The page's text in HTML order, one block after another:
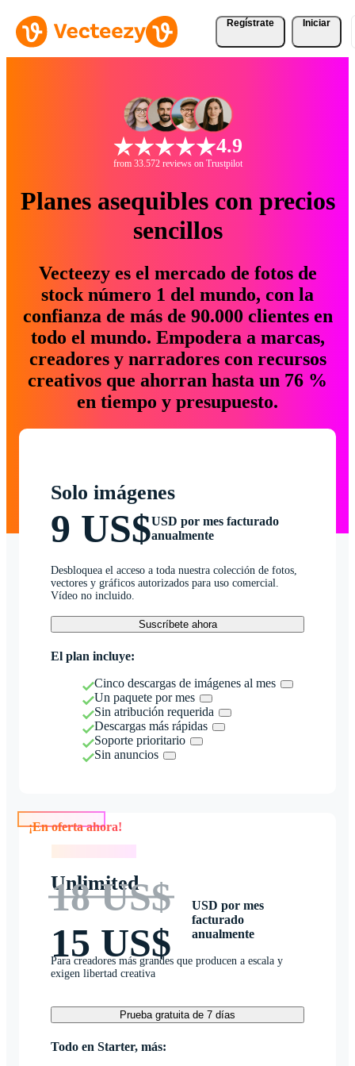
Regístrate Iniciar
4.9
from 33.572 reviews on Trustpilot
Planes asequibles con precios
sencillos
Vecteezy es el mercado de fotos de
stock número 1 del mundo, con la
confianza de más de 90.000 clientes en
todo el mundo. Empodera a marcas,
creadores y narradores con recursos
creativos que ahorran hasta un 76 %
en tiempo y presupuesto.
Solo imágenes
9 US$USD por mes facturado
anualmente
Desbloquea el acceso a toda nuestra colección de fotos,
vectores y gráficos autorizados para uso comercial.
Vídeo no incluido.
Suscríbete ahora
El plan incluye:
Cinco descargas de imágenes al mes
Un paquete por mes
Sin atribución requerida
Descargas más rápidas
Soporte prioritario
Sin anuncios
Unlimited
18 US$
15 US$
USD por mes
facturado
anualmente
Para creadores más grandes que producen a escala y
exigen libertad creativa
Prueba gratuita de 7 días
Todo en Starter, más: